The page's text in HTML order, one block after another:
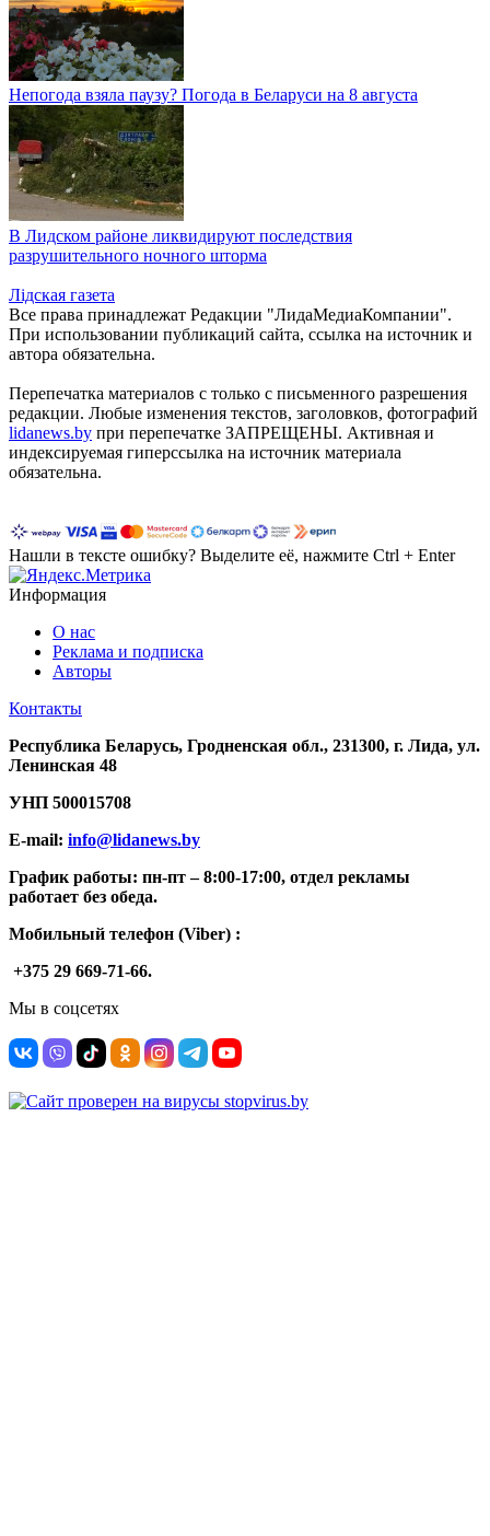
Непогода взяла паузу? Погода в Беларуси на 8 августа
В Лидском районе ликвидируют последствия
разрушительного ночного шторма
Лiдская газета
Все права принадлежат Редакции "ЛидаМедиаКомпании".
При использовании публикаций сайта, ссылка на источник и
автора обязательна.
Перепечатка материалов c только с письменного разрешения
редакции. Любые изменения текстов, заголовков, фотографий
lidanews.by при перепечатке ЗАПРЕЩЕНЫ. Активная и
индексируемая гиперссылка на источник материала
обязательна.
Нашли в тексте ошибку? Выделите её, нажмите Ctrl + Enter
Информация
О нас
Реклама и подписка
Авторы
Контакты
Республика Беларусь, Гродненская обл., 231300, г. Лида, ул.
Ленинская 48
УНП 500015708
E-mail: info@lidanews.by
График работы: пн-пт –8:00-17:00, отдел рекламы
работает без обеда.
Мобильный телефон (Viber) :
+375 29 669-71-66.
Мы в соцсетях